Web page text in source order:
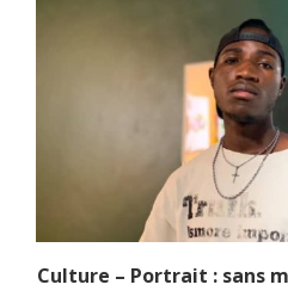
Culture – Portrait : sans